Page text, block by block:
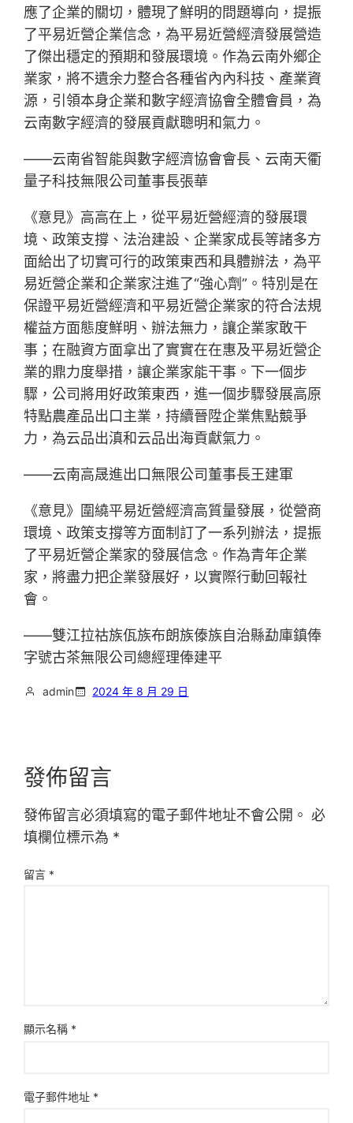
應了企業的關切，體現了鮮明的問題導向，提振
了平易近營企業信念，為平易近營經濟發展營造
了傑出穩定的預期和發展環境。作為云南外鄉企
業家，將不遺余力整合各種省內內科技、產業資
源，引領本身企業和數字經濟協會全體會員，為
云南數字經濟的發展貢獻聰明和氣力。
——云南省智能與數字經濟協會會長、云南天衢
量子科技無限公司董事長張華
《意見》高高在上，從平易近營經濟的發展環
境、政策支撐、法治建設、企業家成長等諸多方
面給出了切實可行的政策東西和具體辦法，為平
易近營企業和企業家注進了“強心劑”。特別是在
保證平易近營經濟和平易近營企業家的符合法規
權益方面態度鮮明、辦法無力，讓企業家敢干
事；在融資方面拿出了實實在在惠及平易近營企
業的鼎力度舉措，讓企業家能干事。下一個步
驟，公司將用好政策東西，進一個步驟發展高原
特點農產品出口主業，持續晉陞企業焦點競爭
力，為云品出滇和云品出海貢獻氣力。
——云南高晟進出口無限公司董事長王建軍
《意見》圍繞平易近營經濟高質量發展，從營商
環境、政策支撐等方面制訂了一系列辦法，提振
了平易近營企業家的發展信念。作為青年企業
家，將盡力把企業發展好，以實際行動回報社
會。
——雙江拉祜族佤族布朗族傣族自治縣勐庫鎮俸
字號古茶無限公司總經理俸建平
admin 2024 年 8 月 29 日
發佈留言
發佈留言必須填寫的電子郵件地址不會公開。 必
填欄位標示為 *
留言 *
顯示名稱 *
電子郵件地址 *